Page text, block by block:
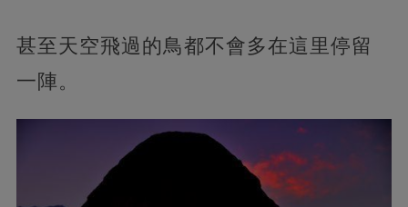
甚至天空飛過的鳥都不會多在這里停留
一陣。